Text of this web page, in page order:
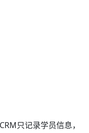
只记录学员信息，